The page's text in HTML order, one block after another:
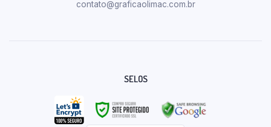
contato@graficaolimac.com.br
SELOS